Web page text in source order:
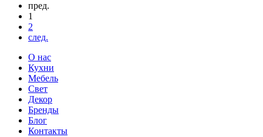
пред.
1
2
след.
О нас
Кухни
Мебель
Свет
Декор
Бренды
Блог
Контакты